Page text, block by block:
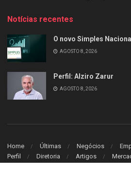
Notícias recentes
O novo Simples
AGOSTO 8, 2026
Perfil: Alziro Zarur
AGOSTO 8, 2026
Home Últimas Negócios
Perfil
Diretoria Artigos